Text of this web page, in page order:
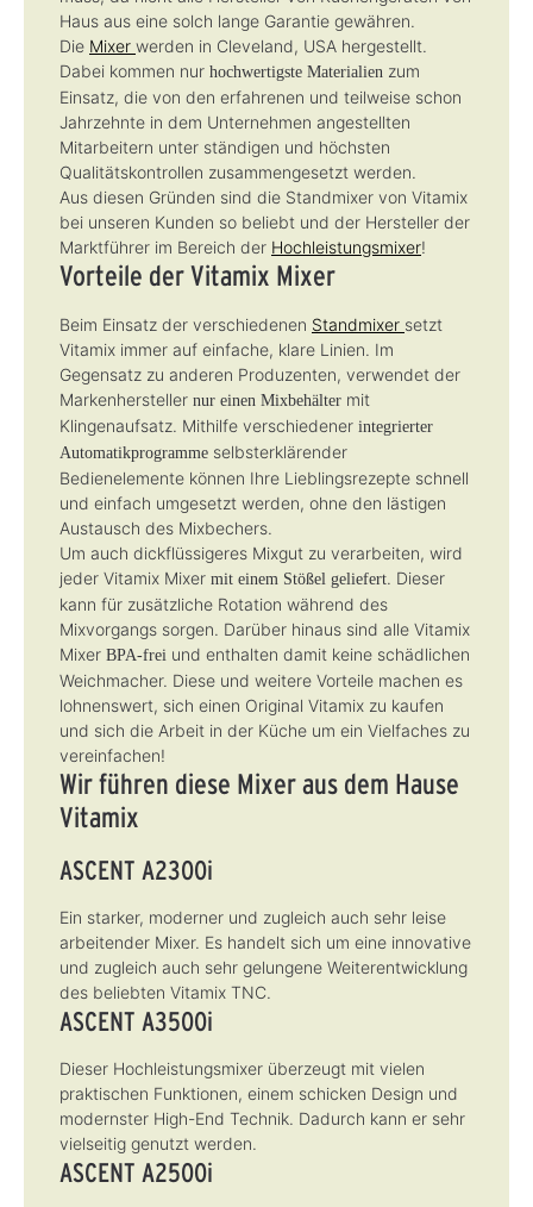
Haus aus eine solch lange Garantie gewähren.
Die Mixer werden in Cleveland, USA hergestellt.
Dabei kommen nur hochwertigste Materialien zum
Einsatz, die von den erfahrenen und teilweise schon
Jahrzehnte in dem Unternehmen angestellten
Mitarbeitern unter ständigen und höchsten
Qualitätskontrollen zusammengesetzt werden.
Aus diesen Gründen sind die Standmixer von Vitamix
bei unseren Kunden so beliebt und der Hersteller der
Marktführer im Bereich der Hochleistungsmixer!
Vorteile der Vitamix Mixer
Beim Einsatz der verschiedenen Standmixer setzt
Vitamix immer auf einfache, klare Linien. Im
Gegensatz zu anderen Produzenten, verwendet der
Markenhersteller nur einen Mixbehälter mit
Klingenaufsatz. Mithilfe verschiedener integrierter
Automatikprogramme selbsterklärender
Bedienelemente können Ihre Lieblingsrezepte schnell
und einfach umgesetzt werden, ohne den lästigen
Austausch des Mixbechers.
Um auch dickflüssigeres Mixgut zu verarbeiten, wird
jeder Vitamix Mixer mit einem Stößel geliefert. Dieser
kann für zusätzliche Rotation während des
Mixvorgangs sorgen. Darüber hinaus sind alle Vitamix
Mixer BPA-frei und enthalten damit keine schädlichen
Weichmacher. Diese und weitere Vorteile machen es
lohnenswert, sich einen Original Vitamix zu kaufen
und sich die Arbeit in der Küche um ein Vielfaches zu
vereinfachen!
Wir führen diese Mixer aus dem Hause
Vitamix
ASCENT A2300i
Ein starker, moderner und zugleich auch sehr leise
arbeitender Mixer. Es handelt sich um eine innovative
und zugleich auch sehr gelungene Weiterentwicklung
des beliebten Vitamix TNC.
ASCENT A3500i
Dieser Hochleistungsmixer überzeugt mit vielen
praktischen Funktionen, einem schicken Design und
modernster High-End Technik. Dadurch kann er sehr
vielseitig genutzt werden.
ASCENT A2500i